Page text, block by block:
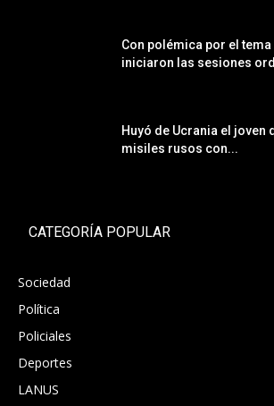
Con polémica por el tema
iniciaron las sesiones
Huyó de Ucrania el joven
misiles rusos con...
CATEGORÍA POPULAR
Sociedad
Política
Policiales
Deportes
LANUS